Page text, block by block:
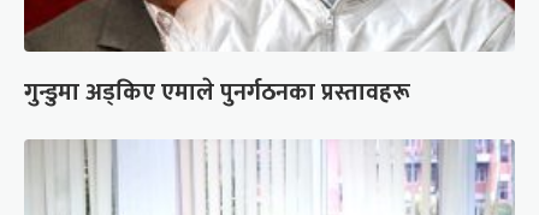
गुन्डुमा अड्किए एमाले पुनर्गठनका प्रस्तावहरू